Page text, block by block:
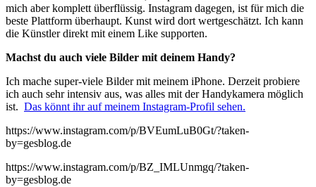
mich aber komplett überflüssig. Instagram dagegen, ist für mich die
beste Plattform überhaupt. Kunst wird dort wertgeschätzt. Ich kann
die Künstler direkt mit einem Like supporten.
Machst du auch viele Bilder mit deinem Handy?
Ich mache super-viele Bilder mit meinem iPhone. Derzeit probiere
ich auch sehr intensiv aus, was alles mit der Handykamera möglich
ist. Das könnt ihr auf meinem Instagram-Profil sehen.
https://www.instagram.com/p/BVEumLuB0Gt/?taken-
by=gesblog.de
https://www.instagram.com/p/BZ_IMLUnmgq/?taken-
by=gesblog.de